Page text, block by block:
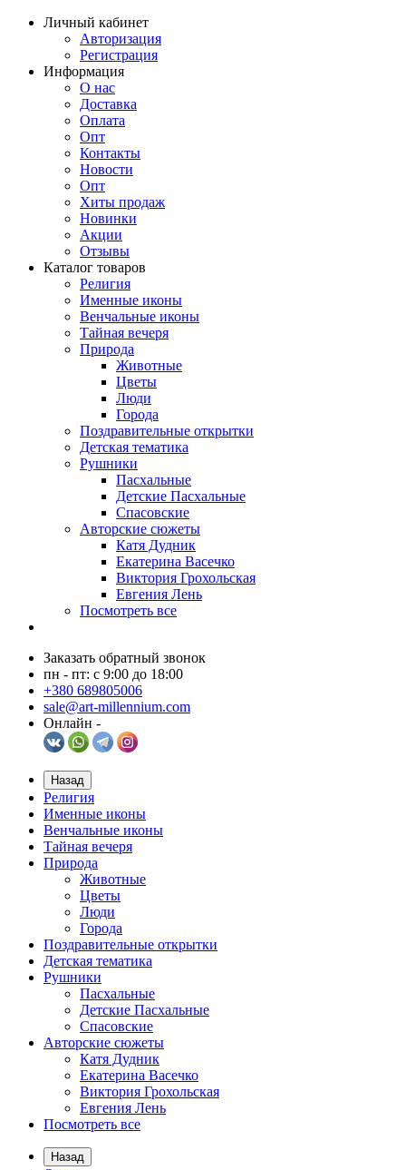
Личный кабинет
Авторизация
Регистрация
Информация
О нас
Доставка
Оплата
Опт
Контакты
Новости
Опт
Хиты продаж
Новинки
Акции
Отзывы
Каталог товаров
Религия
Именные иконы
Венчальные иконы
Тайная вечеря
Природа
Животные
Цветы
Люди
Города
Поздравительные открытки
Детская тематика
Рушники
Пасхальные
Детские Пасхальные
Спасовские
Авторские сюжеты
Катя Дудник
Екатерина Васечко
Виктория Грохольская
Евгения Лень
Посмотреть все
Заказать обратный звонок
пн - пт: с 9:00 до 18:00
+380 689805006
sale@art-millennium.com
Онлайн -
Назад
Религия
Именные иконы
Венчальные иконы
Тайная вечеря
Природа
Животные
Цветы
Люди
Города
Поздравительные открытки
Детская тематика
Рушники
Пасхальные
Детские Пасхальные
Спасовские
Авторские сюжеты
Катя Дудник
Екатерина Васечко
Виктория Грохольская
Евгения Лень
Посмотреть все
Назад